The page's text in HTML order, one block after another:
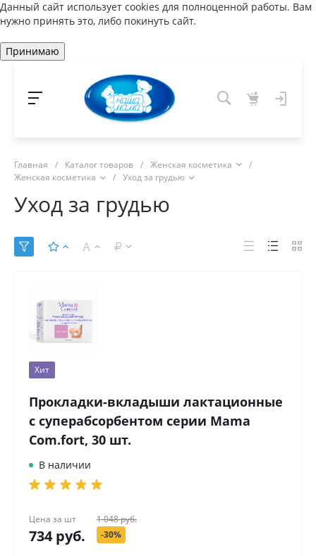
Данный сайт использует cookies для полноценной работы. Вам
нужно принять это, либо покинуть сайт.
Принимаю
Главная / Каталог товаров / Женская косметика
/
Женская косметика
/ Уход за грудью
Уход за грудью
Хит
Прокладки-вкладыши лактационные
с суперабсорбентом серии Mama
Com.fort, 30 шт.
В наличии
Цена за шт
734 руб.
1 048 руб.
-30%